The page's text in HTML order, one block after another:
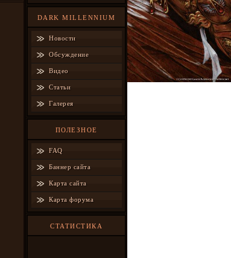
DARK MILLENNIUM
Новости
Обсуждение
Видео
Статьи
Галерея
ПОЛЕЗНОЕ
FAQ
Баннер сайта
Карта сайта
Карта форума
СТАТИСТИКА